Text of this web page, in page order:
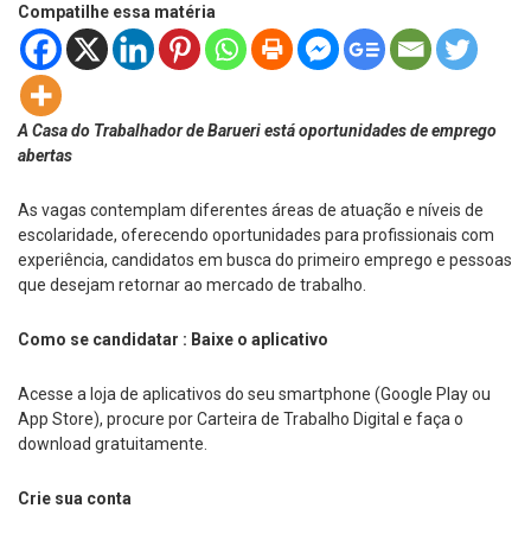
Compatilhe essa matéria
A Casa do Trabalhador de Barueri está oportunidades de emprego
abertas
As vagas contemplam diferentes áreas de atuação e níveis de
escolaridade, oferecendo oportunidades para profissionais com
experiência, candidatos em busca do primeiro emprego e pessoas
que desejam retornar ao mercado de trabalho.
Como se candidatar : Baixe o aplicativo
Acesse a loja de aplicativos do seu smartphone (Google Play ou
App Store), procure por Carteira de Trabalho Digital e faça o
download gratuitamente.
Crie sua conta